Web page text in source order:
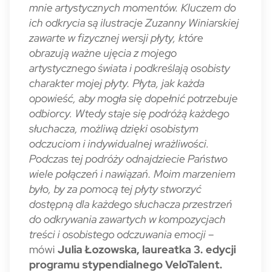
mnie artystycznych momentów. Kluczem do
ich odkrycia są ilustracje Zuzanny Winiarskiej
zawarte w fizycznej wersji płyty, które
obrazują ważne ujęcia z mojego
artystycznego świata i podkreślają osobisty
charakter mojej płyty. Płyta, jak każda
opowieść, aby mogła się dopełnić potrzebuje
odbiorcy. Wtedy staje się podróżą każdego
słuchacza, możliwą dzięki osobistym
odczuciom i indywidualnej wrażliwości.
Podczas tej podróży odnajdziecie Państwo
wiele połączeń i nawiązań. Moim marzeniem
było, by za pomocą tej płyty stworzyć
dostępną dla każdego słuchacza przestrzeń
do odkrywania zawartych w kompozycjach
treści i osobistego odczuwania emocji –
mówi Julia Łozowska, laureatka 3. edycji
programu stypendialnego VeloTalent.